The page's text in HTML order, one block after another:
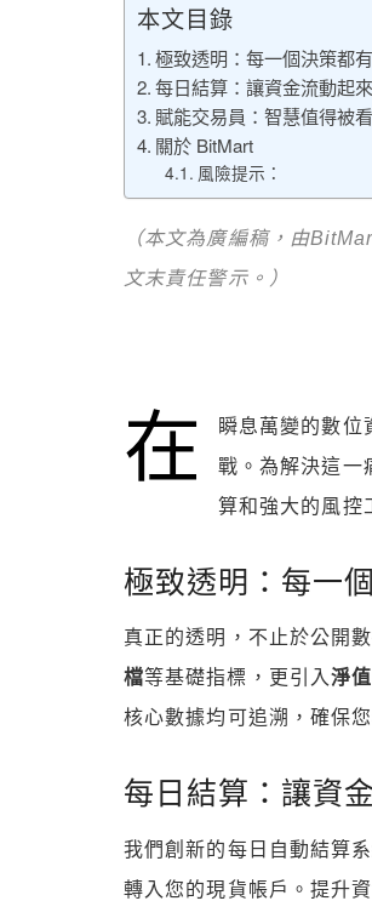
本文目錄
極致透明：每一個決策都
每日結算：讓資金流動起來
賦能交易員：智慧值得被
關於 BitMart
風險提示：
（本文為廣編稿，由
文末責任警示。）
在
瞬息萬變的數位
戰。為解決這一
算和強大的風控
極致透明：每一
真正的透明，不止於公開
檔等基礎指標，更引入 淨
核心數據均可追溯，確保
每日結算：讓資
我們創新的每日自動結算
轉入您的現貨帳戶。提升